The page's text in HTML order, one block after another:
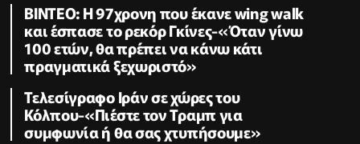
ΒΙΝΤΕΟ: Η 97χρονη που έκανε wing walk
και έσπασε το ρεκόρ Γκίνες-«Όταν γίνω
100 ετών, θα πρέπει να κάνω κάτι
πραγματικά ξεχωριστό»
Τελεσίγραφο Ιράν σε χώρες του
Κόλπου-«Πιέστε τον Τραμπ για
συμφωνία ή θα σας χτυπήσουμε»